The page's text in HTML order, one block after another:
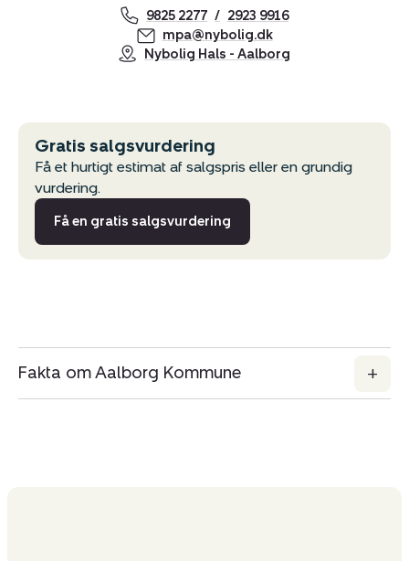
9825 2277
2923 9916
mpa@nybolig.dk
Nybolig Hals - Aalborg
Gratis salgsvurdering
Få et hurtigt estimat af salgspris eller en grundig
vurdering.
Få en gratis salgsvurdering
Fakta om Aalborg Kommune